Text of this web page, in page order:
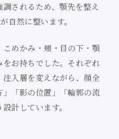
されるため、顎先を整え
自然に整います。
めかみ・頬・目の下・顎
お持ちでした。それぞれ
入層を変えながら、顔全
「影の位置」「輪郭の流
計しています。